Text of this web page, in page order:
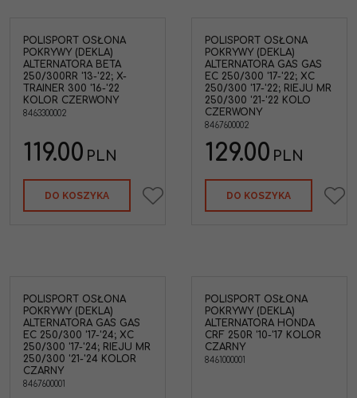
POLISPORT OSŁONA
POKRYWY (DEKLA)
ALTERNATORA BETA
250/300RR '13-'22; X-
TRAINER 300 '16-'22
KOLOR CZERWONY
8463300002
119.00 PLN
DO KOSZYKA
POLISPORT OSŁONA
POKRYWY (DEKLA)
ALTERNATORA GAS GAS
EC 250/300 '17-'22; XC
250/300 '17-'22; RIEJU MR
250/300 '21-'22 KOLO
CZERWONY
8467600002
129.00 PLN
DO KOSZYKA
POLISPORT OSŁONA
POKRYWY (DEKLA)
ALTERNATORA GAS GAS
EC 250/300 '17-'24; XC
250/300 '17-'24; RIEJU MR
250/300 '21-'24 KOLOR
CZARNY
8467600001
POLISPORT OSŁONA
POKRYWY (DEKLA)
ALTERNATORA HONDA
CRF 250R '10-'17 KOLOR
CZARNY
8461000001